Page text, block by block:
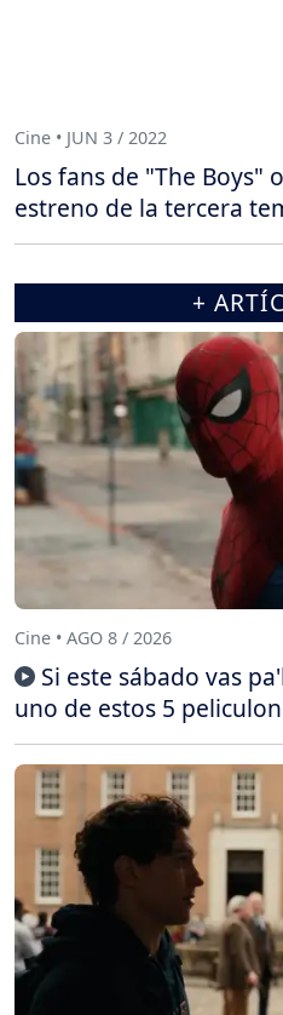
Cine • JUN 3 / 2022
Los fans de "The Boys"
estreno de la tercera
+
Cine • AGO 8 / 2026
Si este sábado vas
uno de estos 5